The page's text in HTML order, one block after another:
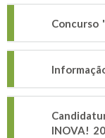
Concurso
INOVA!